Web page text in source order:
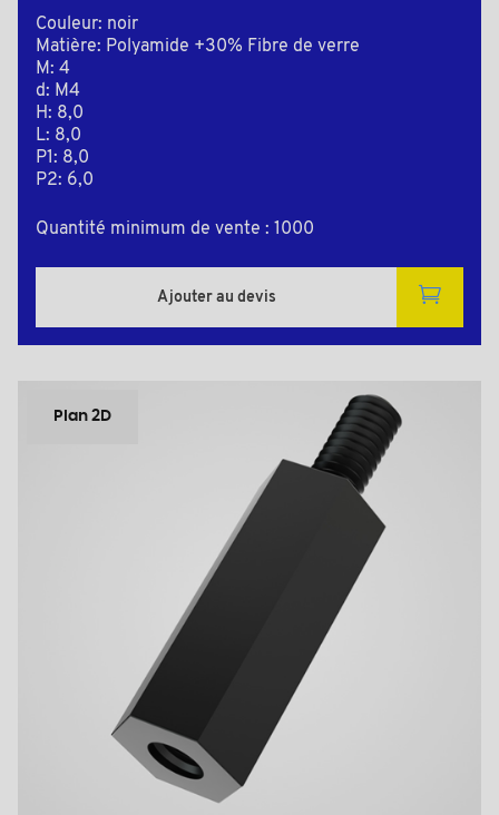
Couleur: noir
Matière: Polyamide +30% Fibre de verre
M: 4
d: M4
H: 8,0
L: 8,0
P1: 8,0
P2: 6,0
Quantité minimum de vente : 1000
Ajouter au devis
Plan 2D